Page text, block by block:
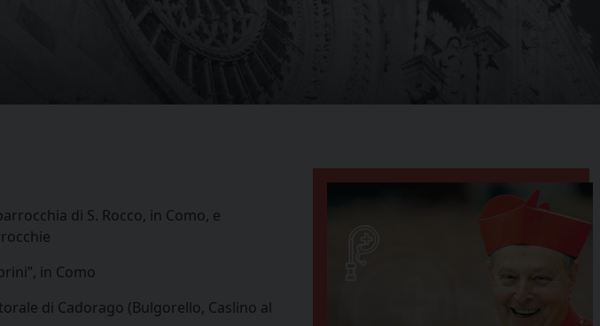
di S. Rocco, in Como, e
in Como
di Cadorago (Bulgorello, Caslino al